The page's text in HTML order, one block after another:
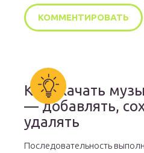
Как скачать
— добавлять,
удалять
Последовательность